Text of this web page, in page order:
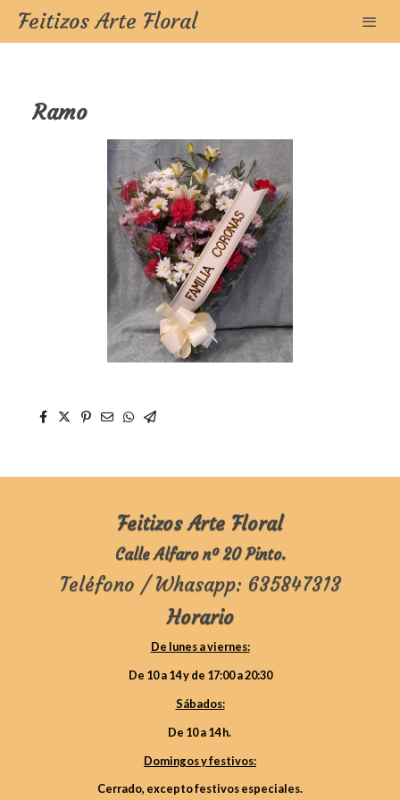
Feitizos Arte Floral
Ramo
Feitizos Arte Floral
Calle Alfaro nº 20 Pinto.
Teléfono / Whasapp: 635847313
Horario
De lunes a viernes:
De 10 a 14 y de 17:00 a 20:30
Sábados:
De 10 a 14 h.
Domingos y festivos:
Cerrado, excepto festivos especiales.